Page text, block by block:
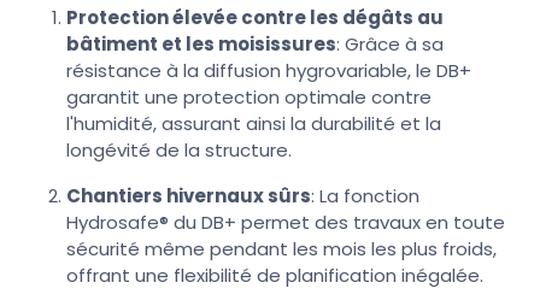
Protection élevée contre les dégâts au
bâtiment et les moisissures: Grâce à sa
résistance à la diffusion hygrovariable, le DB+
garantit une protection optimale contre
l'humidité, assurant ainsi la durabilité et la
longévité de la structure.
Chantiers hivernaux sûrs: La fonction
Hydrosafe® du DB+ permet des travaux en toute
sécurité même pendant les mois les plus froids,
offrant une flexibilité de planification inégalée.